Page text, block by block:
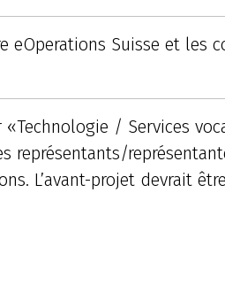
eOperations Suisse et les
/ Services
représentants/
L’avant-projet devrait